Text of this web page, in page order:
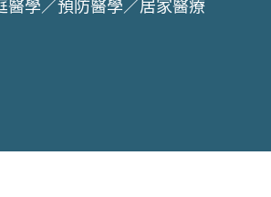
醫學／預防醫學／居家醫療